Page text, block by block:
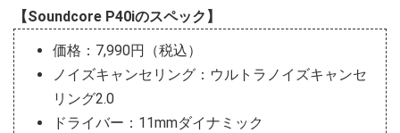
【Soundcore P40iのスペック】
価格：7,990円（税込）
ノイズキャンセリング：ウルトラノイズキャンセ
リング2.0
ドライバー：11mmダイナミック